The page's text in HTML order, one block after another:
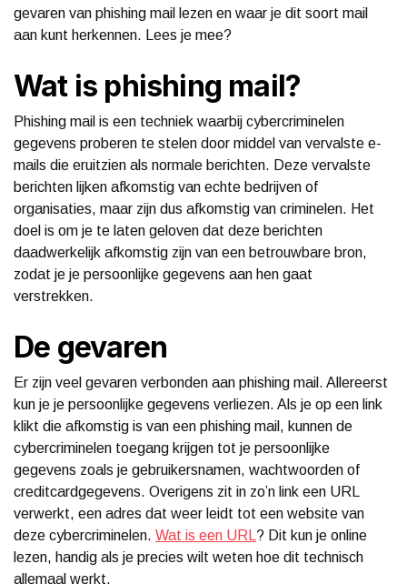
gevaren van phishing mail lezen en waar je dit soort mail
aan kunt herkennen. Lees je mee?
Wat is phishing mail?
Phishing mail is een techniek waarbij cybercriminelen
gegevens proberen te stelen door middel van vervalste e-
mails die eruitzien als normale berichten. Deze vervalste
berichten lijken afkomstig van echte bedrijven of
organisaties, maar zijn dus afkomstig van criminelen. Het
doel is om je te laten geloven dat deze berichten
daadwerkelijk afkomstig zijn van een betrouwbare bron,
zodat je je persoonlijke gegevens aan hen gaat
verstrekken.
De gevaren
Er zijn veel gevaren verbonden aan phishing mail. Allereerst
kun je je persoonlijke gegevens verliezen. Als je op een link
klikt die afkomstig is van een phishing mail, kunnen de
cybercriminelen toegang krijgen tot je persoonlijke
gegevens zoals je gebruikersnamen, wachtwoorden of
creditcardgegevens. Overigens zit in zo’n link een URL
verwerkt, een adres dat weer leidt tot een website van
deze cybercriminelen. Wat is een URL ? Dit kun je online
lezen, handig als je precies wilt weten hoe dit technisch
allemaal werkt.